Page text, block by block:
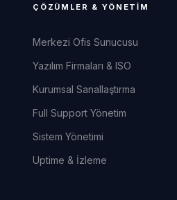
ÇÖZÜMLER & YÖNETIM
Merkezi Ofis Sunucusu
Yazılım Firmaları & ISO
Kurumsal Sanallaştırma
Full Support Yönetim
Sistem Yönetimi
Uptime & İzleme